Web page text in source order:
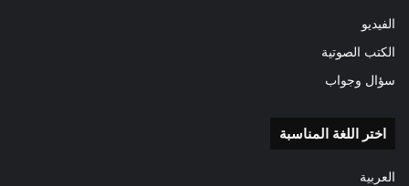
الفيديو
الكتب الصوتية
سؤال وجواب
اختر اللغة المناسبة
العربية